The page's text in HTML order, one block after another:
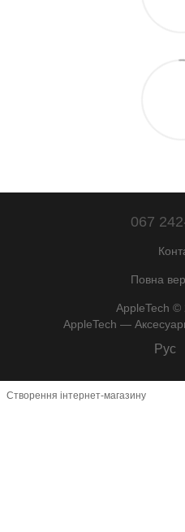
067
Повна
AppleTech
AppleTech —
Рус
Створення інтернет-магазину